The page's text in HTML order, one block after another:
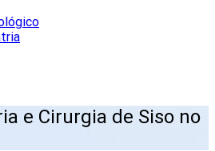
e Cirurgia de Siso no